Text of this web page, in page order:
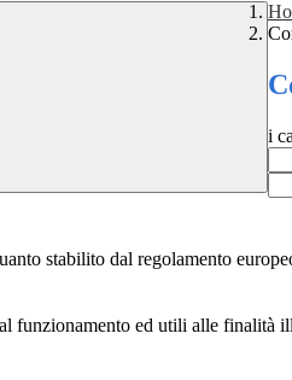
i
stabilito dal regolamento
funzionamento ed utili alle finalità